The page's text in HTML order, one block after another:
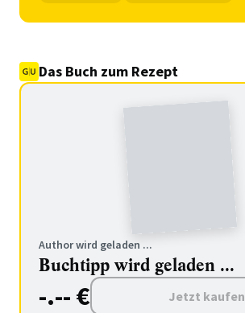
Das Buch zum Rezept
Author wird geladen ...
Buchtipp wird geladen ...
-.-- € Jetzt kaufen